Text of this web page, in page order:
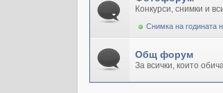
Конкурси, снимки и
Снимка на годината
Общ форум
За всички, които